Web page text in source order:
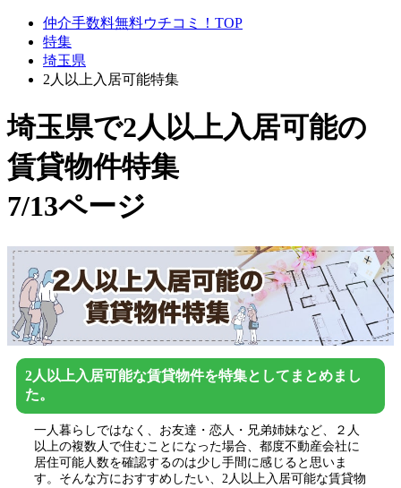
仲介手数料無料ウチコミ！TOP
特集
埼玉県
2人以上入居可能特集
埼玉県で2人以上入居可能の
賃貸物件特集
7/13ページ
2人以上入居可能な賃貸物件を特集としてまとめまし
た。
一人暮らしではなく、お友達・恋人・兄弟姉妹など、２人
以上の複数人で住むことになった場合、都度不動産会社に
居住可能人数を確認するのは少し手間に感じると思いま
す。そんな方におすすめしたい、2人以上入居可能な賃貸物